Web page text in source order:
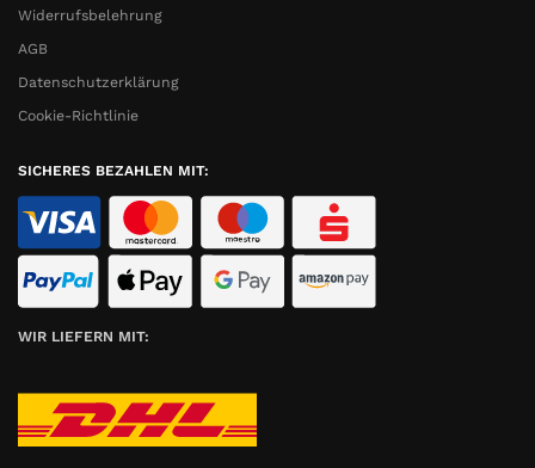
Widerrufsbelehrung
AGB
Datenschutzerklärung
Cookie-Richtlinie
SICHERES BEZAHLEN MIT:
WIR LIEFERN MIT: